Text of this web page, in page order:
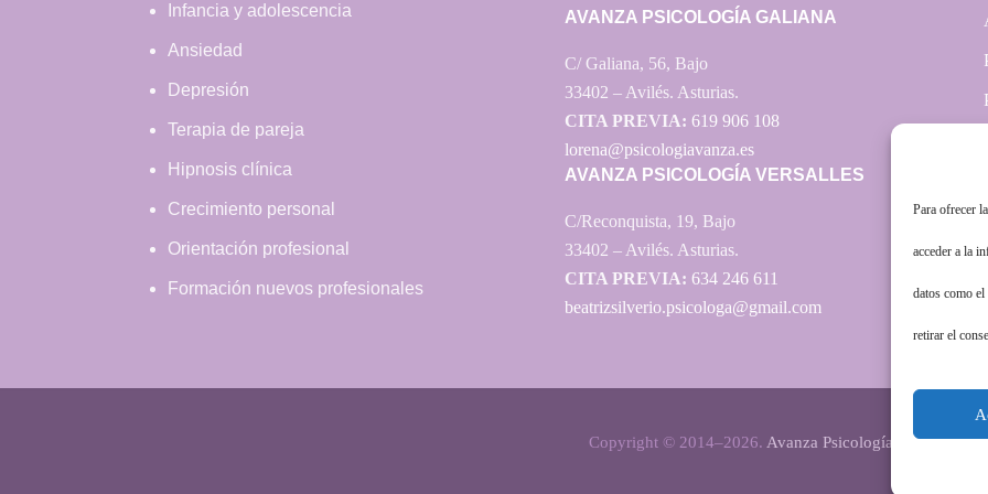
Para ofrecer
acceder a la
datos como
retirar el
Infancia y adolescencia
Ansiedad
Depresión
Terapia de pareja
Hipnosis clínica
Crecimiento personal
Orientación profesional
Formación nuevos profesionales
AVANZA PSICOLOGÍA GALIANA
C/ Galiana, 56, Bajo
33402 – Avilés. Asturias.
CITA PREVIA: 619 906 108
lorena@psicologiavanza.es
AVANZA PSICOLOGÍA VERSALLES
C/Reconquista, 19, Bajo
33402 – Avilés. Asturias.
CITA PREVIA: 634 246 611
beatrizsilverio.psicologa@gmail.com
Copyright © 2014–2026. Avanza Psicología